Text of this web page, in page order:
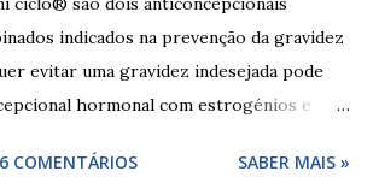
indicados na prevenção da gravidez
evitar uma gravidez indesejada pode
hormonal com estrogénios e
Os anticoncepcionais yasmin® e
COMENTÁRIOS SABER MAIS »